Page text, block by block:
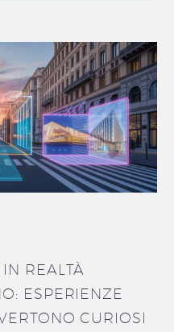
REALTÀ
ESPERIENZE
CURIOSI